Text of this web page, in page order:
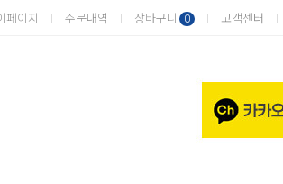
페이지 주문내역 장바구니 0 고객센터